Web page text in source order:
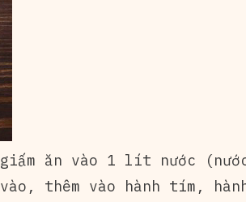
ăn vào 1 lít nước
vào, thêm vào hành tím,